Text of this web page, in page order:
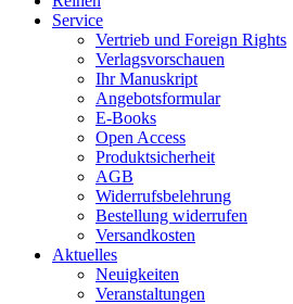
Service
Vertrieb und Foreign Rights
Verlagsvorschauen
Ihr Manuskript
Angebotsformular
E-Books
Open Access
Produktsicherheit
AGB
Widerrufsbelehrung
Bestellung widerrufen
Versandkosten
Aktuelles
Neuigkeiten
Veranstaltungen